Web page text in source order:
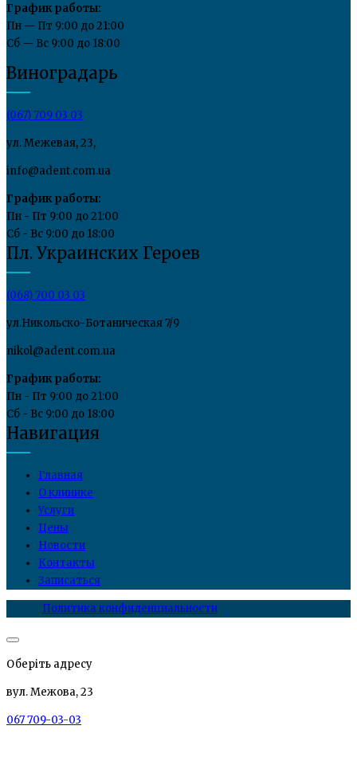
График работы:
Пн — Пт 9:00 до 21:00
Сб — Вс 9:00 до 18:00
Виноградарь
(067) 709 03 03
ул. Межевая, 23,
info@adent.com.ua
График работы:
Пн - Пт 9:00 до 21:00
Сб - Вс 9:00 до 18:00
Пл. Украинских Героев
(068) 700 03 03
ул.Никольско-Ботаническая 7/9
nikol@adent.com.ua
График работы:
Пн - Пт 9:00 до 21:00
Сб - Вс 9:00 до 18:00
Навигация
Главная
О клинике
Услуги
Цены
Новости
Контакты
Записаться
Политика конфиденциальности
Оберіть адресу
вул. Межова, 23
067 709-03-03